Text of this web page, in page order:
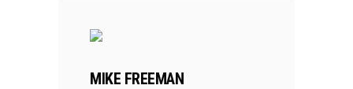
MIKE FREEMAN